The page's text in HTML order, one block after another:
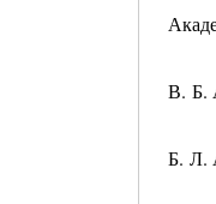
В. Б.
Б. Л.